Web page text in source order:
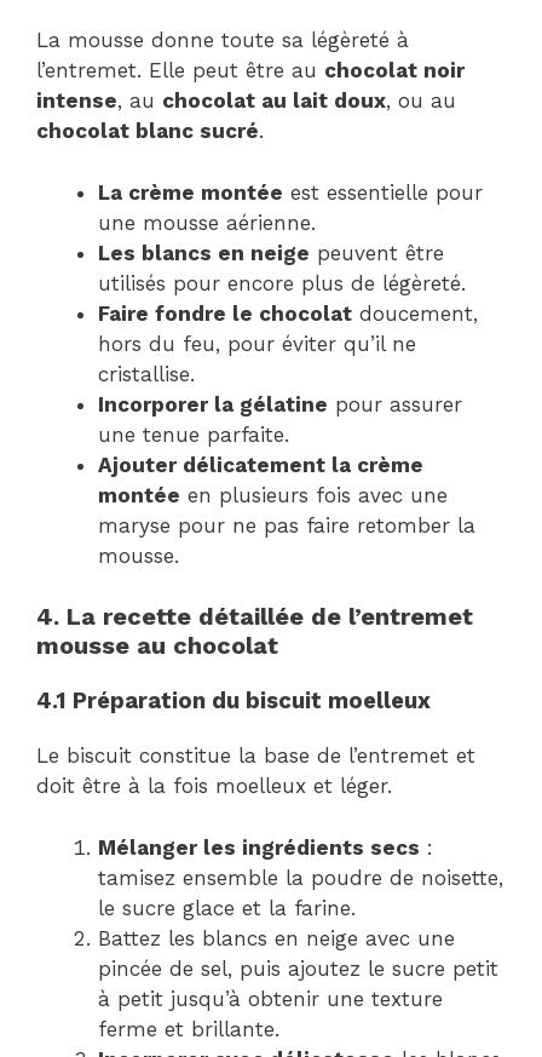
La mousse donne toute sa légèreté à
l’entremet. Elle peut être au chocolat noir
intense, au chocolat au lait doux, ou au
chocolat blanc sucré.
La crème montée est essentielle pour
une mousse aérienne.
Les blancs en neige peuvent être
utilisés pour encore plus de légèreté.
Faire fondre le chocolat doucement,
hors du feu, pour éviter qu’il ne
cristallise.
Incorporer la gélatine pour assurer
une tenue parfaite.
Ajouter délicatement la crème
montée en plusieurs fois avec une
maryse pour ne pas faire retomber la
mousse.
4. La recette détaillée de l’entremet
mousse au chocolat
4.1 Préparation du biscuit moelleux
Le biscuit constitue la base de l’entremet et
doit être à la fois moelleux et léger.
Mélanger les ingrédients secs :
tamisez ensemble la poudre de noisette,
le sucre glace et la farine.
Battez les blancs en neige avec une
pincée de sel, puis ajoutez le sucre petit
à petit jusqu’à obtenir une texture
ferme et brillante.